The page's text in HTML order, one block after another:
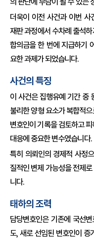
더욱이 이전 사건과 이번 사
재판 과정에서 수차례 출석
합의금을 한 번에 지급하기
요한 과제가 되었습니다.
사건의 특징
이 사건은 집행유예 기간 중
불리한 양형 요소가 복합적
변호인이 기록을 검토하고
대응에 중요한 변수였습니다.
특히 의뢰인의 경제적 사정
질적인 변제 가능성을 전제
니다.
태하의 조력
담당변호인은 기존에 국선
도, 새로 선임된 변호인이 증